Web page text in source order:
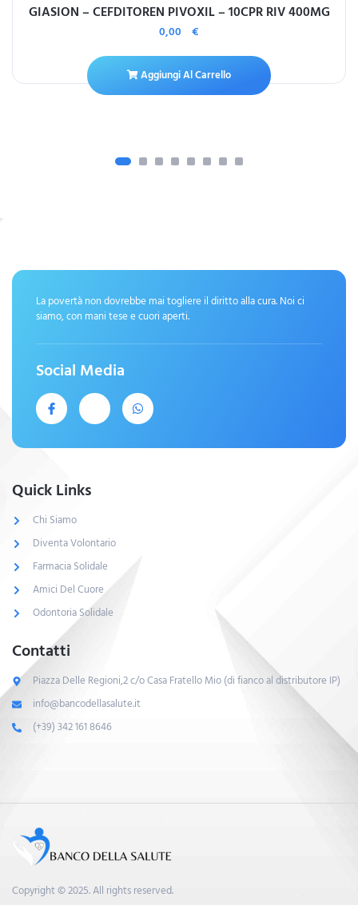
GIASION – CEFDITOREN PIVOXIL – 10CPR RIV 400MG
0,00 €
Aggiungi Al Carrello
La povertà non dovrebbe mai togliere il diritto alla cura. Noi ci
siamo, con mani tese e cuori aperti.
Social Media
Quick Links
Chi Siamo
Diventa Volontario
Farmacia Solidale
Amici Del Cuore
Odontoria Solidale
Contatti
Piazza Delle Regioni,2 c/o Casa Fratello Mio (di fianco al distributore IP)
info@bancodellasalute.it
(+39) 342 161 8646
Copyright © 2025. All rights reserved.